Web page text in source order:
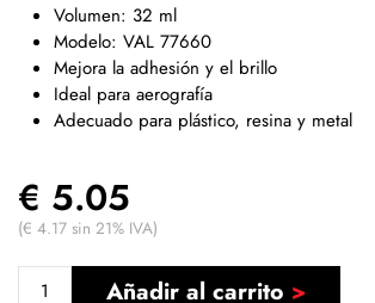
Volumen: 32 ml
Modelo: VAL 77660
Mejora la adhesión y el brillo
Ideal para aerografía
Adecuado para plástico, resina y metal
€ 5.05
(€ 4.17 sin 21% IVA)
Añadir al carrito